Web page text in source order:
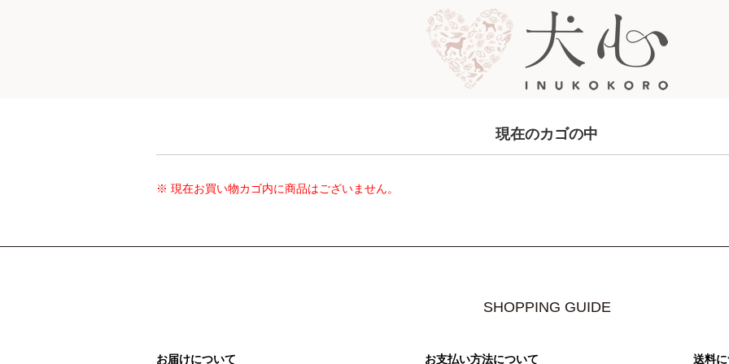
現在のカゴの中
※ 現在お買い物カゴ内に商品はございません。
SHOPPING GUIDE
お届けについて お支払い方法について 送料